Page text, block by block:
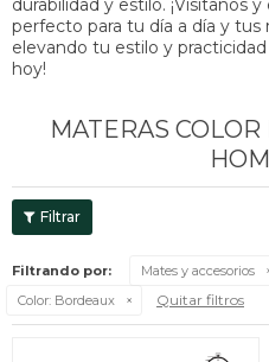
durabilidad y estilo. ¡Visítanos
perfecto para tu día a día y
elevando tu estilo y
hoy!
MATERAS
Filtrando por: Mates y accesorios
Color: Bordeaux Quitar filtros